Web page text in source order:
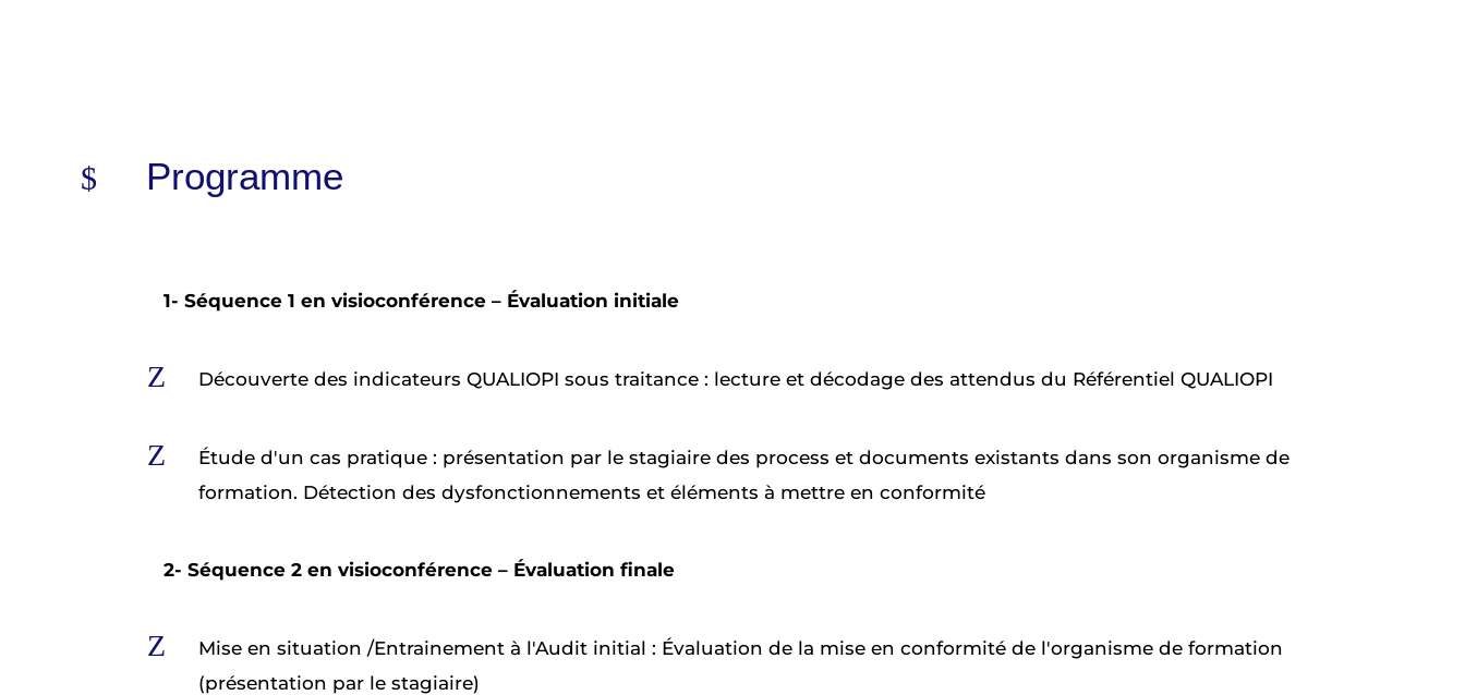
Programme
1- Séquence 1 en visioconférence – Évaluation initiale
Z Découverte des indicateurs QUALIOPI sous traitance : lecture et décodage des attendus du Référentiel QUALIOPI
Z
Étude d'un cas pratique : présentation par le stagiaire des process et documents existants dans son organisme de
formation. Détection des dysfonctionnements et éléments à mettre en conformité
2- Séquence 2 en visioconférence – Évaluation finale
Z
Mise en situation /Entrainement à l'Audit initial : Évaluation de la mise en conformité de l'organisme de formation
(présentation par le stagiaire)